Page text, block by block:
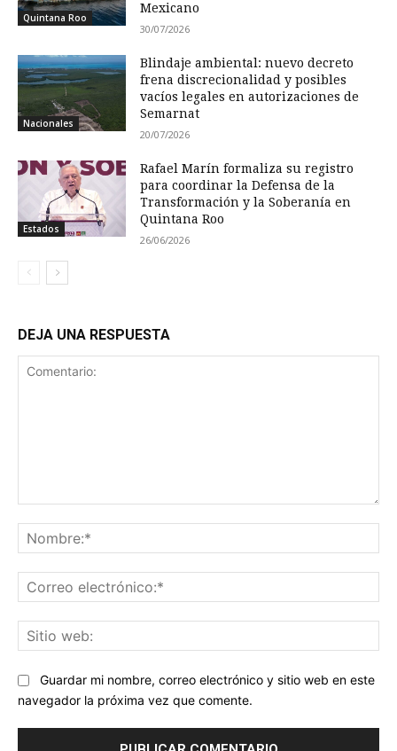
Quintana Roo
Mexicano
30/07/2026
Nacionales
Blindaje ambiental: nuevo decreto
frena discrecionalidad y posibles
vacíos legales en autorizaciones de
Semarnat
20/07/2026
Estados
Rafael Marín formaliza su registro
para coordinar la Defensa de la
Transformación y la Soberanía en
Quintana Roo
26/06/2026
DEJA UNA RESPUESTA
Guardar mi nombre, correo electrónico y sitio web en este
navegador la próxima vez que comente.